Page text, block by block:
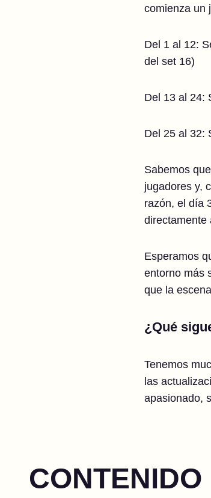
comienza un
Del 1 al 12:
del set 16)
Del 13 al 24:
Del 25 al 32:
Sabemos
jugadores y,
razón, el día
directamente
Esperamos
entorno más
que la
¿Qué
Tenemos
las
apasionado,